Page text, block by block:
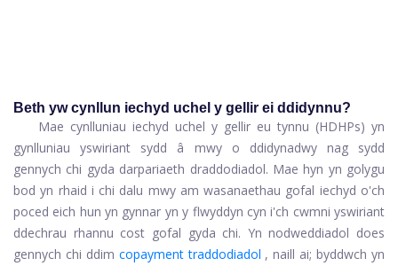
Beth yw cynllun iechyd uchel y gellir ei ddidynnu?
Mae cynlluniau iechyd uchel y gellir eu tynnu (HDHPs) yn
gynlluniau yswiriant sydd â mwy o ddidynadwy nag sydd
gennych chi gyda darpariaeth draddodiadol. Mae hyn yn golygu
bod yn rhaid i chi dalu mwy am wasanaethau gofal iechyd o'ch
poced eich hun yn gynnar yn y flwyddyn cyn i'ch cwmni yswiriant
ddechrau rhannu cost gofal gyda chi. Yn nodweddiadol does
gennych chi ddim copayment traddodiadol , naill ai; byddwch yn